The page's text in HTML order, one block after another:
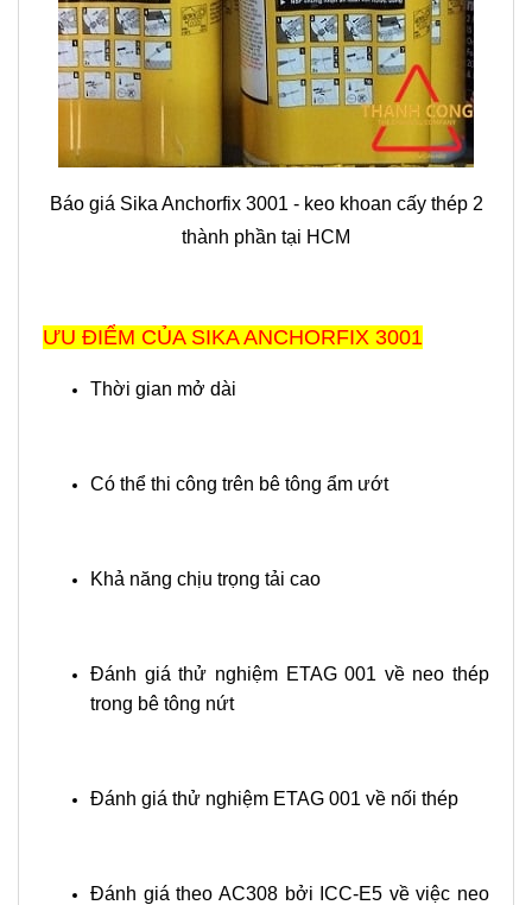
Báo giá Sika Anchorfix 3001 - keo khoan cấy thép 2
thành phần tại HCM
ƯU ĐIỂM CỦA SIKA ANCHORFIX 3001
Thời gian mở dài
Có thể thi công trên bê tông ẩm ướt
Khả năng chịu trọng tải cao
Đánh giá thử nghiệm ETAG 001 về neo thép
trong bê tông nứt
Đánh giá thử nghiệm ETAG 001 về nối thép
Đánh giá theo AC308 bởi ICC-E5 về việc neo